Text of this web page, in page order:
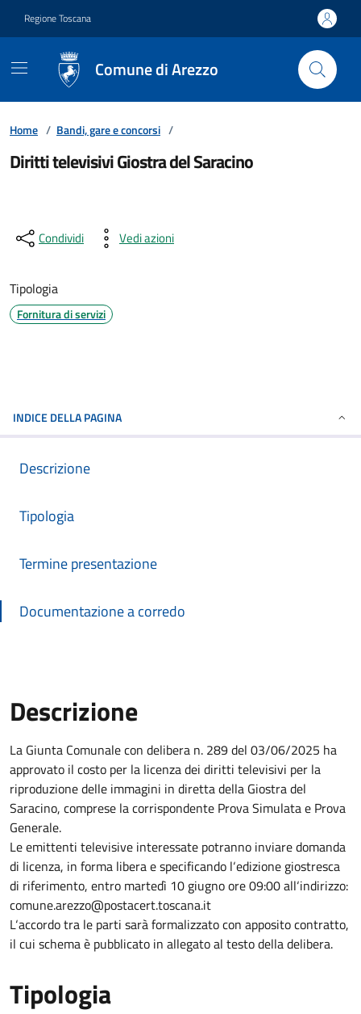
Regione Toscana
Comune di Arezzo
Home / Bandi, gare e concorsi /
Diritti televisivi Giostra del Saracino
Condividi Vedi azioni
Tipologia
Fornitura di servizi
INDICE DELLA PAGINA
Descrizione
Tipologia
Termine presentazione
Documentazione a corredo
Descrizione
Descrizione Bando
La Giunta Comunale con delibera n. 289 del 03/06/2025 ha
approvato il costo per la licenza dei diritti televisivi per la
riproduzione delle immagini in diretta della Giostra del
Saracino, comprese la corrispondente Prova Simulata e Prova
Generale.
Le emittenti televisive interessate potranno inviare domanda
di licenza, in forma libera e specificando l‘edizione giostresca
di riferimento, entro martedì 10 giugno ore 09:00 all‘indirizzo:
comune.arezzo@postacert.toscana.it
L‘accordo tra le parti sarà formalizzato con apposito contratto,
il cui schema è pubblicato in allegato al testo della delibera.
Tipologia